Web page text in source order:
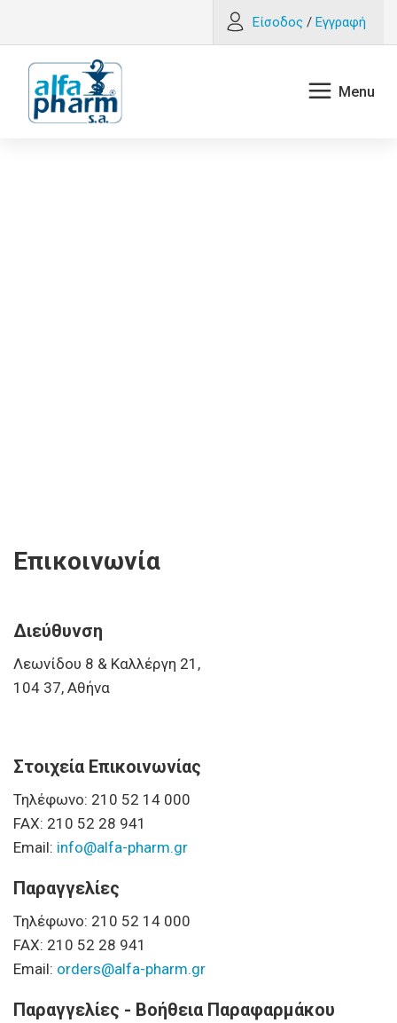
Είσοδος / Εγγραφή
Επικοινωνία
Διεύθυνση
Λεωνίδου 8 & Καλλέργη 21,
104 37, Αθήνα
Στοιχεία Επικοινωνίας
Τηλέφωνο: 210 52 14 000
FAX: 210 52 28 941
Email: info@alfa-pharm.gr
Παραγγελίες
Τηλέφωνο: 210 52 14 000
FAX: 210 52 28 941
Email: orders@alfa-pharm.gr
Παραγγελίες - Βοήθεια Παραφαρμάκου